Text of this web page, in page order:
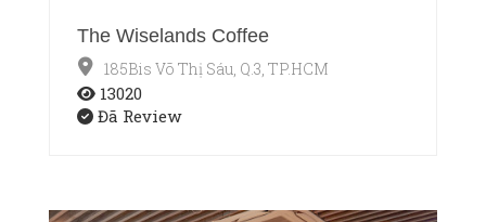
The Wiselands Coffee
185Bis Võ Thị Sáu, Q.3, TP.HCM
13020
Đã Review